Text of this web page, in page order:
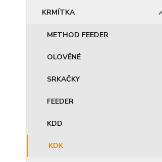
KRMÍTKA
METHOD FEEDER
OLOVĚNÉ
SRKAČKY
FEEDER
KDD
KDK